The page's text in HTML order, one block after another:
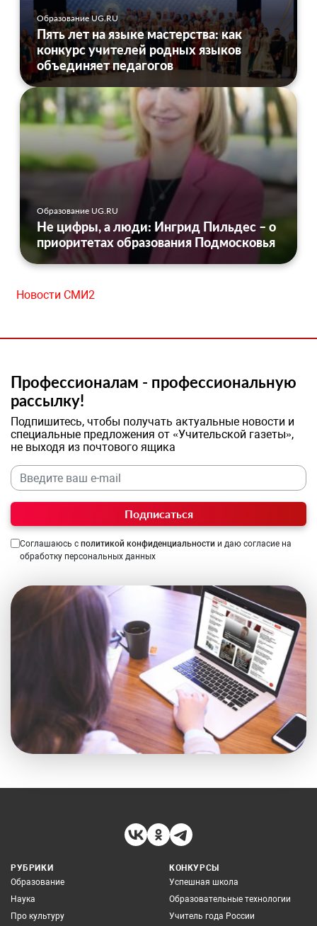
Образование UG.RU
Пять лет на языке мастерства: как
конкурс учителей родных языков
объединяет педагогов
Образование UG.RU
Не цифры, а люди: Ингрид Пильдес – о
приоритетах образования Подмосковья
Новости СМИ2
Профессионалам - профессиональную
рассылку!
Подпишитесь, чтобы получать актуальные новости и
специальные предложения от «Учительской газеты»,
не выходя из почтового ящика
Подписаться
Соглашаюсь с политикой конфиденциальности и даю согласие на
обработку персональных данных
РУБРИКИ
Образование
Наука
Про культуру
КОНКУРСЫ
Успешная школа
Образовательные технологии
Учитель года России